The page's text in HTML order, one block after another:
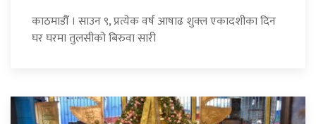
काठमाडौँ । साउन ९, प्रत्येक वर्ष आषाढ शुक्ल एकादशीका दिन
घर घरमा तुलसीको बिरुवा सारी